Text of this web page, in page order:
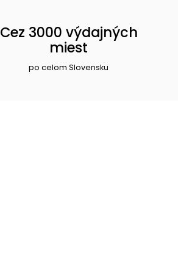
Cez 3000 výdajných
miest
po celom Slovensku